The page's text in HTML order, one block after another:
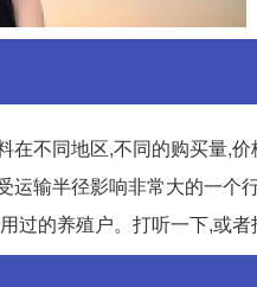
不同地区,不同的购买量,
输半径影响非常大的一个
的养殖户。打听一下,或者